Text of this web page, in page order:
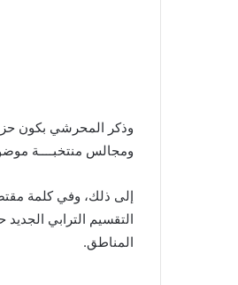
ومجالس منتخبــــة
إلى ذلك، وفي كلمة
التقسيم الترابي
المناطق.